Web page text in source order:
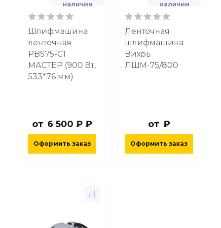
наличии
Шлифмашина
ленточная
PBS75-C1
МАСТЕР (900 Вт,
533*76 мм)
от 6 500 ₽ ₽
Оформить заказ
наличии
Ленточная
шлифмашина
Вихрь
ЛШМ-75/800
от ₽
Оформить заказ